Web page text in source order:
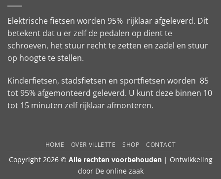
Elektrische fietsen worden 95% rijklaar afgeleverd. Dit
betekent dat u er zelf de pedalen op dient te
schroeven, het stuur recht te zetten en zadel en stuur
op hoogte te stellen.
Kinderfietsen, stadsfietsen en sportfietsen worden 85
tot 95% afgemonteerd geleverd. U kunt deze binnen 10
tot 15 minuten zelf rijklaar afmonteren.
HOME OVER VILLETTE SHOP CONTACT
Copyright 2026 © Alle rechten voorbehouden| Ontwikkeling
door De online zaak